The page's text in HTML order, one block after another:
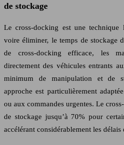
de stockage
Le cross-docking est une
voire éliminer, le temps de stockage
de cross-docking efficace, les
directement des véhicules entrants
minimum de manipulation et de
approche est particulièrement
ou aux commandes urgentes. Le
de stockage jusqu’à 70% pour
accélérant considérablement les